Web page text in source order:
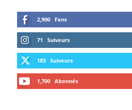
2,900 Fans
71 Suiveurs
183 Suiveurs
1,700 Abonnés